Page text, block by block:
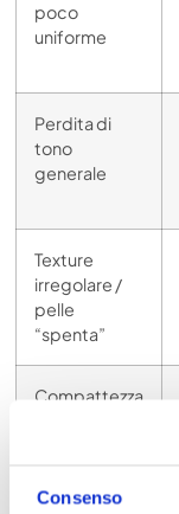
Consenso
poco
uniforme
Perdita di
tono
generale
Texture
irregolare /
pelle
“spenta”
Compattezza